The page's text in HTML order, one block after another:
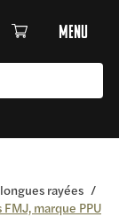
menu
rayées /
marque PPU